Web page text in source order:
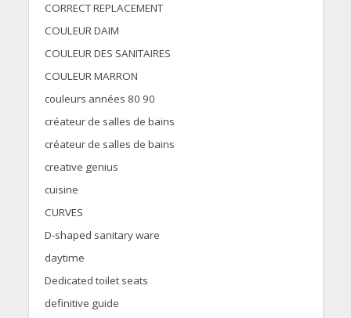
CORRECT REPLACEMENT
COULEUR DAIM
COULEUR DES SANITAIRES
COULEUR MARRON
couleurs années 80 90
créateur de salles de bains
créateur de salles de bains
creative genius
cuisine
CURVES
D-shaped sanitary ware
daytime
Dedicated toilet seats
definitive guide